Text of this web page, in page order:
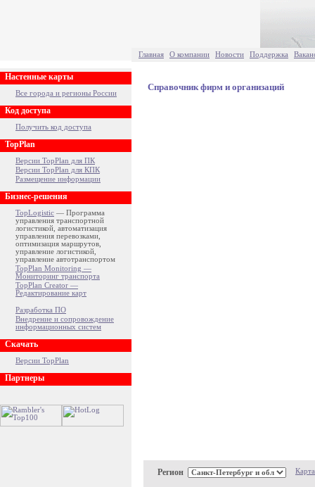
Главная О компании Новости Поддержка
Настенные карты
Все города и регионы России
Код доступа
Получить код доступа
TopPlan
Версии TopPlan для ПК
Версии TopPlan для КПК
Размещение информации
Бизнес-решения
TopLogistic — Программа
управления транспортной
логистикой, автоматизация
управления перевозками,
оптимизация маршрутов,
управление логистикой,
управление автотранспортом
TopPlan Monitoring —
Мониторинг транспорта
TopPlan Creator —
Редактирование карт
Разработка ПО
Внедрение и сопровождение
информационных систем
Скачать
Версии TopPlan
Партнеры
Справочник фирм и организаций
Регион Карта